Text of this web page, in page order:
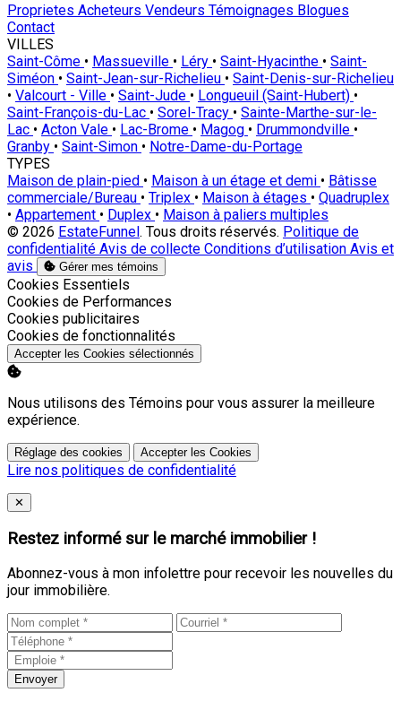
Proprietes Acheteurs Vendeurs Témoignages Blogues
Contact
VILLES
Saint-Côme • Massueville • Léry • Saint-Hyacinthe • Saint-
Siméon • Saint-Jean-sur-Richelieu • Saint-Denis-sur-Richelieu
• Valcourt - Ville • Saint-Jude • Longueuil (Saint-Hubert) •
Saint-François-du-Lac • Sorel-Tracy • Sainte-Marthe-sur-le-
Lac • Acton Vale • Lac-Brome • Magog • Drummondville •
Granby • Saint-Simon • Notre-Dame-du-Portage
TYPES
Maison de plain-pied • Maison à un étage et demi • Bâtisse
commerciale/Bureau • Triplex • Maison à étages • Quadruplex
• Appartement • Duplex • Maison à paliers multiples
© 2026 EstateFunnel. Tous droits réservés. Politique de
confidentialité Avis de collecte Conditions d’utilisation Avis et
avis
Gérer mes témoins
Activer
Cookies Essentiels
Activer
Cookies de Performances
Activer
Cookies publicitaires
Activer
Cookies de fonctionnalités
Accepter les Cookies sélectionnés
Nous utilisons des Témoins pour vous assurer la meilleure
expérience.
Réglage des cookies Accepter les Cookies
Lire nos politiques de confidentialité
Close
✕
Restez informé sur le marché immobilier !
Abonnez-vous à mon infolettre pour recevoir les nouvelles du
jour immobilière.
Envoyer